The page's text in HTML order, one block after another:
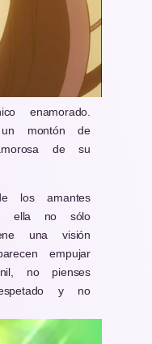
enamorado.
montón de
de su
los amantes
ella no sólo
una visión
empujar
no pienses
y no